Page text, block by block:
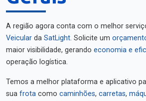
A região agora conta com o melhor
Veicular da SatLight. Solicite um
maior visibilidade, gerando economia e
operação logística.
Temos a melhor plataforma e aplicativo
sua frota como caminhões, carretas,